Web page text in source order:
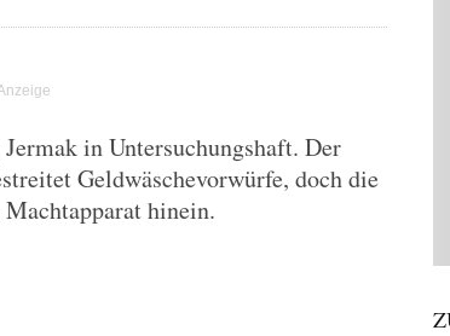
in Untersuchungshaft. Der
Geldwäschevorwürfe, doch die
hinein.